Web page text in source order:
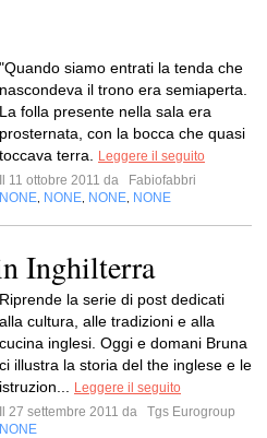
"Quando siamo entrati la tenda che
nascondeva il trono era semiaperta.
La folla presente nella sala era
prosternata, con la bocca che quasi
toccava terra.
Leggere il seguito
Il 11 ottobre 2011 da
Fabiofabbri
NONE NONE NONE NONE
Inghilterra
Riprende la serie di post dedicati
alla cultura, alle tradizioni e alla
cucina inglesi. Oggi e domani Bruna
ci illustra la storia del the inglese e le
istruzion...
Leggere il seguito
Il 27 settembre 2011 da
Tgs Eurogroup
NONE